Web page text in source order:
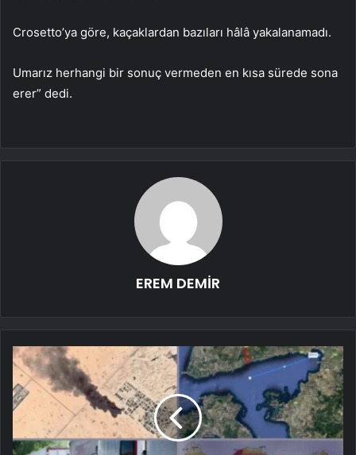
Crosetto’ya göre, kaçaklardan bazıları hâlâ yakalanamadı.
Umarız herhangi bir sonuç vermeden en kısa sürede sona
erer” dedi.
EREM DEMİR